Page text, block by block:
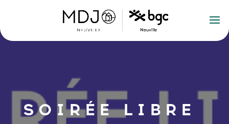
SOIRÉE LIBRE